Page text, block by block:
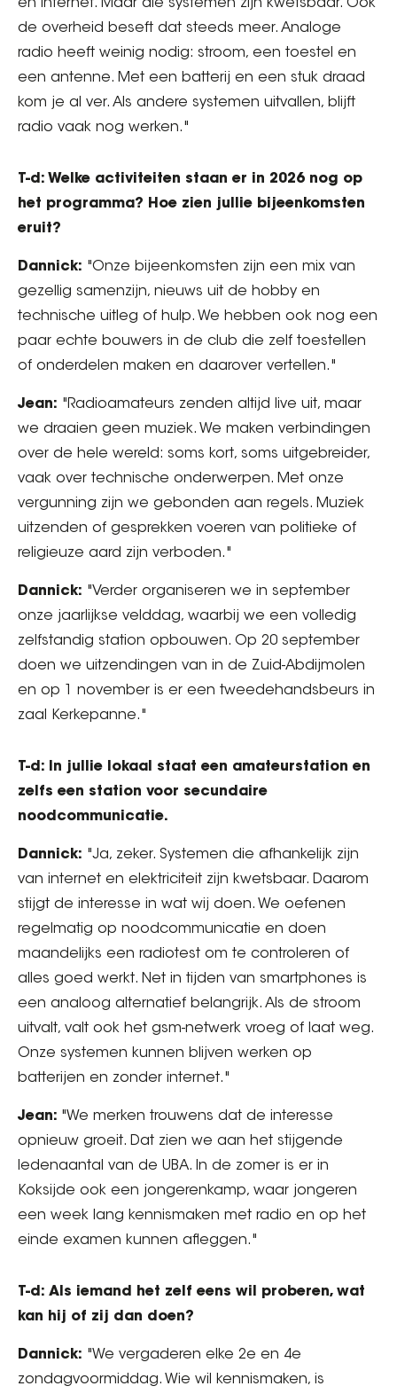
en internet. Maar die systemen zijn kwetsbaar. Ook
de overheid beseft dat steeds meer. Analoge
radio heeft weinig nodig: stroom, een toestel en
een antenne. Met een batterij en een stuk draad
kom je al ver. Als andere systemen uitvallen, blijft
radio vaak nog werken."
T-d: Welke activiteiten staan er in 2026 nog op
het programma? Hoe zien jullie bijeenkomsten
eruit?
Dannick: "Onze bijeenkomsten zijn een mix van
gezellig samenzijn, nieuws uit de hobby en
technische uitleg of hulp. We hebben ook nog een
paar echte bouwers in de club die zelf toestellen
of onderdelen maken en daarover vertellen."
Jean: "Radioamateurs zenden altijd live uit, maar
we draaien geen muziek. We maken verbindingen
over de hele wereld: soms kort, soms uitgebreider,
vaak over technische onderwerpen. Met onze
vergunning zijn we gebonden aan regels. Muziek
uitzenden of gesprekken voeren van politieke of
religieuze aard zijn verboden."
Dannick: "Verder organiseren we in september
onze jaarlijkse velddag, waarbij we een volledig
zelfstandig station opbouwen. Op 20 september
doen we uitzendingen van in de Zuid-Abdijmolen
en op 1 november is er een tweedehandsbeurs in
zaal Kerkepanne."
T-d: In jullie lokaal staat een amateurstation en
zelfs een station voor secundaire
noodcommunicatie.
Dannick: "Ja, zeker. Systemen die afhankelijk zijn
van internet en elektriciteit zijn kwetsbaar. Daarom
stijgt de interesse in wat wij doen. We oefenen
regelmatig op noodcommunicatie en doen
maandelijks een radiotest om te controleren of
alles goed werkt. Net in tijden van smartphones is
een analoog alternatief belangrijk. Als de stroom
uitvalt, valt ook het gsm-netwerk vroeg of laat weg.
Onze systemen kunnen blijven werken op
batterijen en zonder internet."
Jean: "We merken trouwens dat de interesse
opnieuw groeit. Dat zien we aan het stijgende
ledenaantal van de UBA. In de zomer is er in
Koksijde ook een jongerenkamp, waar jongeren
een week lang kennismaken met radio en op het
einde examen kunnen afleggen."
T-d: Als iemand het zelf eens wil proberen, wat
kan hij of zij dan doen?
Dannick: "We vergaderen elke 2e en 4e
zondagvoormiddag. Wie wil kennismaken, is